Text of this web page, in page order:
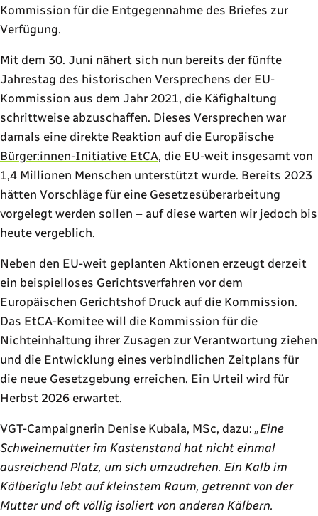
Kommission für die Entgegennahme des Briefes zur
Verfügung.
Mit dem 30. Juni nähert sich nun bereits der fünfte
Jahrestag des historischen Versprechens der EU-
Kommission aus dem Jahr 2021, die Käfighaltung
schrittweise abzuschaffen. Dieses Versprechen war
damals eine direkte Reaktion auf die Europäische
Bürger:innen-Initiative EtCA, die EU-weit insgesamt von
1,4 Millionen Menschen unterstützt wurde. Bereits 2023
hätten Vorschläge für eine Gesetzesüberarbeitung
vorgelegt werden sollen – auf diese warten wir jedoch bis
heute vergeblich.
Neben den EU-weit geplanten Aktionen erzeugt derzeit
ein beispielloses Gerichtsverfahren vor dem
Europäischen Gerichtshof Druck auf die Kommission.
Das EtCA-Komitee will die Kommission für die
Nichteinhaltung ihrer Zusagen zur Verantwortung ziehen
und die Entwicklung eines verbindlichen Zeitplans für
die neue Gesetzgebung erreichen. Ein Urteil wird für
Herbst 2026 erwartet.
VGT-Campaignerin Denise Kubala, MSc, dazu: „Eine
Schweinemutter im Kastenstand hat nicht einmal
ausreichend Platz, um sich umzudrehen. Ein Kalb im
Kälberiglu lebt auf kleinstem Raum, getrennt von der
Mutter und oft völlig isoliert von anderen Kälbern.